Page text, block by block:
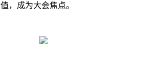
，成为大会焦点。